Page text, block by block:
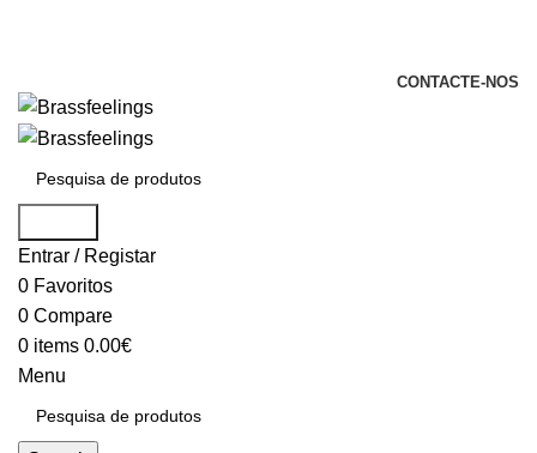
CONTACTE-NOS
Entrar / Registar
0 Favoritos
0 Compare
0 items 0.00€
Menu